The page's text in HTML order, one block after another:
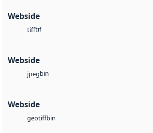
Webside
tifftif
Webside
jpegbin
Webside
geotiffbin